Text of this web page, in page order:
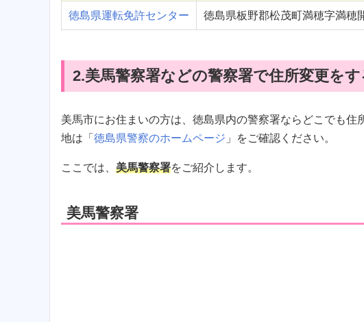
徳島県運転免許センター 徳島県板野郡松茂町満穂字満穂
2.美馬警察署などの警察署で住所変更をす
美馬市にお住まいの方は、徳島県内の警察署ならどこでも
地は「 徳島県警察のホームページ 」をご確認ください。
ここでは、 美馬警察署をご紹介します。
美馬警察署